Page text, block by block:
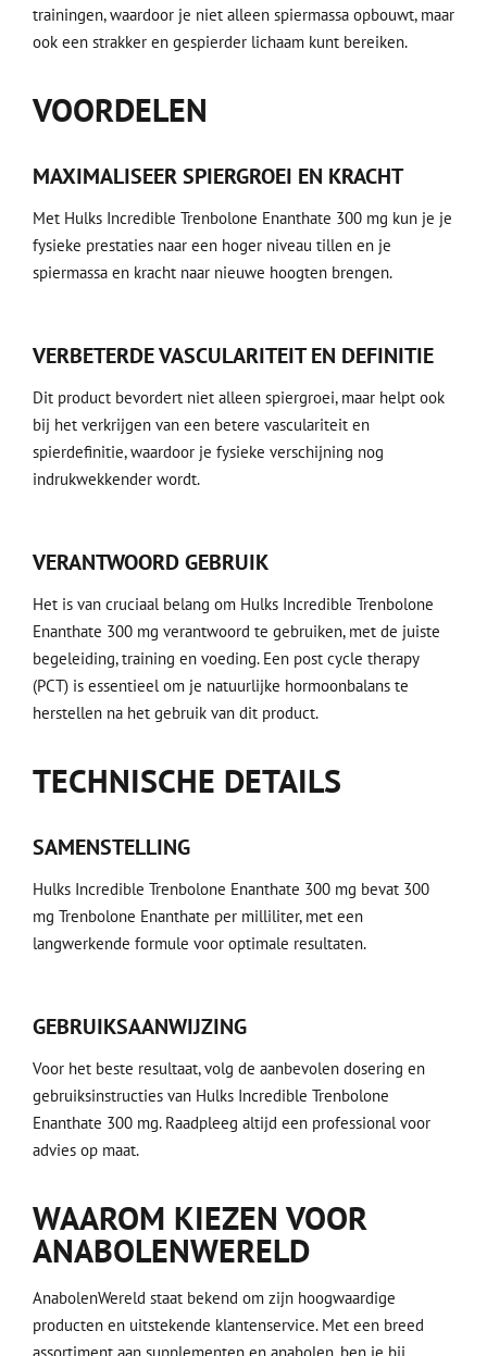
trainingen, waardoor je niet alleen spiermassa opbouwt, maar
ook een strakker en gespierder lichaam kunt bereiken.
VOORDELEN
MAXIMALISEER SPIERGROEI EN KRACHT
Met Hulks Incredible Trenbolone Enanthate 300 mg kun je je
fysieke prestaties naar een hoger niveau tillen en je
spiermassa en kracht naar nieuwe hoogten brengen.
VERBETERDE VASCULARITEIT EN DEFINITIE
Dit product bevordert niet alleen spiergroei, maar helpt ook
bij het verkrijgen van een betere vasculariteit en
spierdefinitie, waardoor je fysieke verschijning nog
indrukwekkender wordt.
VERANTWOORD GEBRUIK
Het is van cruciaal belang om Hulks Incredible Trenbolone
Enanthate 300 mg verantwoord te gebruiken, met de juiste
begeleiding, training en voeding. Een post cycle therapy
(PCT) is essentieel om je natuurlijke hormoonbalans te
herstellen na het gebruik van dit product.
TECHNISCHE DETAILS
SAMENSTELLING
Hulks Incredible Trenbolone Enanthate 300 mg bevat 300
mg Trenbolone Enanthate per milliliter, met een
langwerkende formule voor optimale resultaten.
GEBRUIKSAANWIJZING
Voor het beste resultaat, volg de aanbevolen dosering en
gebruiksinstructies van Hulks Incredible Trenbolone
Enanthate 300 mg. Raadpleeg altijd een professional voor
advies op maat.
WAAROM KIEZEN VOOR
ANABOLENWERELD
AnabolenWereld staat bekend om zijn hoogwaardige
producten en uitstekende klantenservice. Met een breed
assortiment aan supplementen en anabolen, ben je bij